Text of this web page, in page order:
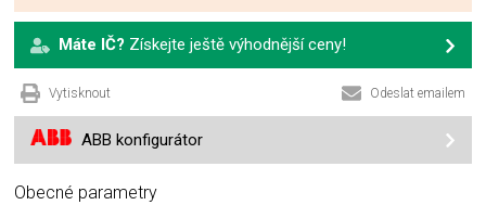
Máte IČ? Získejte ještě výhodnější ceny!
Vytisknout Odeslat emailem
ABB konfigurátor
Obecné parametry